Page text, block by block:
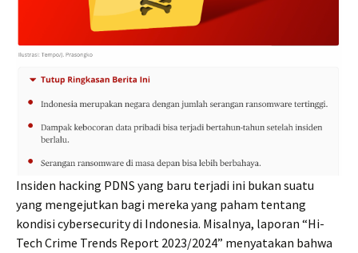
Insiden hacking PDNS yang baru terjadi ini bukan suatu
yang mengejutkan bagi mereka yang paham tentang
kondisi cybersecurity di Indonesia. Misalnya, laporan “Hi-
Tech Crime Trends Report 2023/2024” menyatakan bahwa